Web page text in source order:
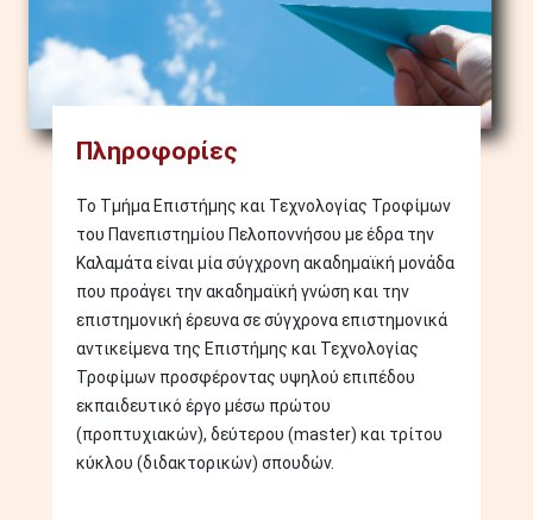
Πληροφορίες
Το Τμήμα Επιστήμης και Τεχνολογίας Τροφίμων
του Πανεπιστημίου Πελοποννήσου με έδρα την
Καλαμάτα είναι μία σύγχρονη ακαδημαϊκή μονάδα
που προάγει την ακαδημαϊκή γνώση και την
επιστημονική έρευνα σε σύγχρονα επιστημονικά
αντικείμενα της Επιστήμης και Τεχνολογίας
Τροφίμων προσφέροντας υψηλού επιπέδου
εκπαιδευτικό έργο μέσω πρώτου
(προπτυχιακών), δεύτερου (master) και τρίτου
κύκλου (διδακτορικών) σπουδών.